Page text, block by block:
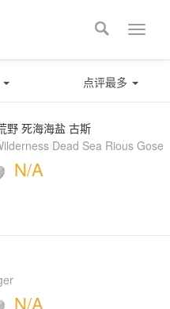
Toggle

点评最多
野 死海海盐 古斯
Dead Sea Rious Gose
N/A
N/A